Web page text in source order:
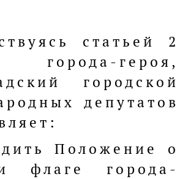
статьей 2
города-героя,
городской
депутатов
Положение о
флаге города-